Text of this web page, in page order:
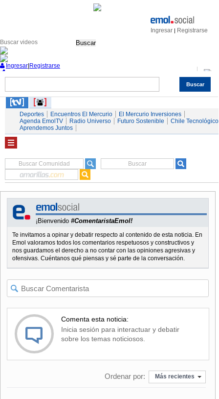
Ingresar | Registrarse
Buscar
Buscar
Ingresar Registrarse
Servicios
Deportes Encuentros El Mercurio
El Mercurio Inversiones
Agenda EmolTV
Radio Universo Futuro Sostenible
Chile Tecnológico
Aprendemos Juntos
¡Bienvenido #ComentaristaEmol!
Te invitamos a opinar y debatir respecto al contenido de esta noticia. En
Emol valoramos todos los comentarios respetuosos y constructivos y
nos guardamos el derecho a no contar con las opiniones agresivas y
ofensivas. Cuéntanos qué piensas y sé parte de la conversación.
Comenta esta noticia:
Inicia sesión para interactuar y debatir
sobre los temas noticiosos.
Ordenar por: Más recientes